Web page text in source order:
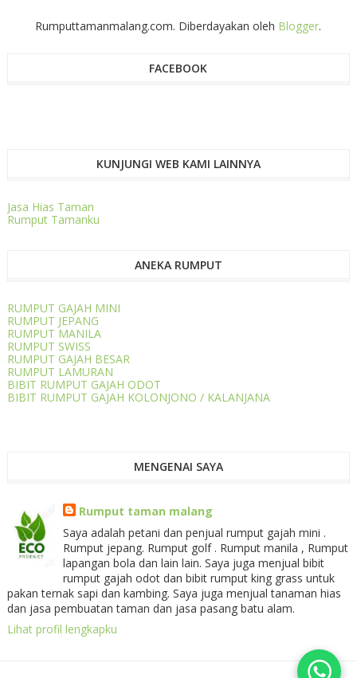
Rumputtamanmalang.com. Diberdayakan oleh Blogger.
FACEBOOK
KUNJUNGI WEB KAMI LAINNYA
Jasa Hias Taman
Rumput Tamanku
ANEKA RUMPUT
RUMPUT GAJAH MINI
RUMPUT JEPANG
RUMPUT MANILA
RUMPUT SWISS
RUMPUT GAJAH BESAR
RUMPUT LAMURAN
BIBIT RUMPUT GAJAH ODOT
BIBIT RUMPUT GAJAH KOLONJONO / KALANJANA
MENGENAI SAYA
Rumput taman malang
Saya adalah petani dan penjual rumput gajah mini .
Rumput jepang. Rumput golf . Rumput manila , Rumput
lapangan bola dan lain lain. Saya juga menjual bibit
rumput gajah odot dan bibit rumput king grass untuk
pakan ternak sapi dan kambing. Saya juga menjual tanaman hias
dan jasa pembuatan taman dan jasa pasang batu alam.
Lihat profil lengkapku